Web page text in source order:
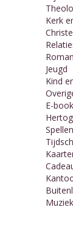
Kerk
Jeugd
Kind
E-
Hertog
Muziek